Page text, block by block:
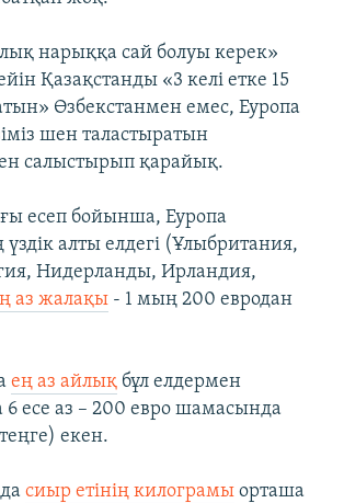
нарыққа сай болуы керек»
Қазақстанды «3 келі етке 15
Өзбекстанмен емес, Еуропа
шен таластыратын
салыстырып қарайық.
есеп бойынша, Еуропа
алты елдегі (Ұлыбритания,
Нидерланды, Ирландия,
аз жалақы - 1 мың 200 евродан
ең аз айлық бұл елдермен
6 есе аз – 200 евро шамасында
екен.
сиыр етінің килограмы орташа